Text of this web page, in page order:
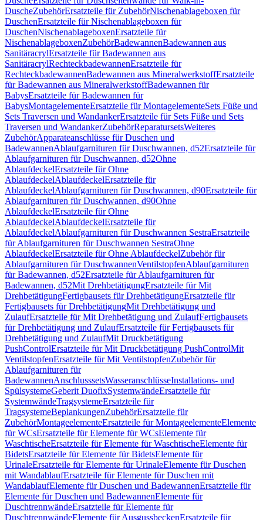
DuscheZubehörErsatzteile für ZubehörNischenablageboxen für
DuschenErsatzteile für Nischenablageboxen für
DuschenNischenablageboxenErsatzteile für
NischenablageboxenZubehörBadewannenBadewannen aus
SanitäracrylErsatzteile für Badewannen aus
SanitäracrylRechteckbadewannenErsatzteile für
RechteckbadewannenBadewannen aus MineralwerkstoffErsatzteile
für Badewannen aus MineralwerkstoffBadewannen für
BabysErsatzteile für Badewannen für
BabysMontagelementeErsatzteile für MontagelementeSets Füße und
Sets Traversen und WandankerErsatzteile für Sets Füße und Sets
Traversen und WandankerZubehörReparatursetsWeiteres
ZubehörApparateanschlüsse für Duschen und
BadewannenAblaufgarnituren für Duschwannen, d52Ersatzteile für
Ablaufgarnituren für Duschwannen, d52Ohne
AblaufdeckelErsatzteile für Ohne
AblaufdeckelAblaufdeckelErsatzteile für
AblaufdeckelAblaufgarnituren für Duschwannen, d90Ersatzteile für
Ablaufgarnituren für Duschwannen, d90Ohne
AblaufdeckelErsatzteile für Ohne
AblaufdeckelAblaufdeckelErsatzteile für
AblaufdeckelAblaufgarnituren für Duschwannen SestraErsatzteile
für Ablaufgarnituren für Duschwannen SestraOhne
AblaufdeckelErsatzteile für Ohne AblaufdeckelZubehör für
Ablaufgarnituren für DuschwannenVentilstopfenAblaufgarnituren
für Badewannen, d52Ersatzteile für Ablaufgarnituren für
Badewannen, d52Mit DrehbetätigungErsatzteile für Mit
DrehbetätigungFertigbausets für DrehbetätigungErsatzteile für
Fertigbausets für DrehbetätigungMit Drehbetätigung und
ZulaufErsatzteile für Mit Drehbetätigung und ZulaufFertigbausets
für Drehbetätigung und ZulaufErsatzteile für Fertigbausets für
Drehbetätigung und ZulaufMit Druckbetätigung
PushControlErsatzteile für Mit Druckbetätigung PushControlMit
VentilstopfenErsatzteile für Mit VentilstopfenZubehör für
Ablaufgarnituren für
BadewannenAnschlusssetsWasseranschlüsseInstallations- und
SpülsystemeGeberit DuofixSystemwändeErsatzteile für
SystemwändeTragsystemeErsatzteile für
TragsystemeBeplankungenZubehörErsatzteile für
ZubehörMontageelementeErsatzteile für MontageelementeElemente
für WCsErsatzteile für Elemente für WCsElemente für
WaschtischeErsatzteile für Elemente für WaschtischeElemente für
BidetsErsatzteile für Elemente für BidetsElemente für
UrinaleErsatzteile für Elemente für UrinaleElemente für Duschen
mit WandablaufErsatzteile für Elemente für Duschen mit
WandablaufElemente für Duschen und BadewannenErsatzteile für
Elemente für Duschen und BadewannenElemente für
DuschtrennwändeErsatzteile für Elemente für
DuschtrennwändeElemente für AusgussbeckenErsatzteile für